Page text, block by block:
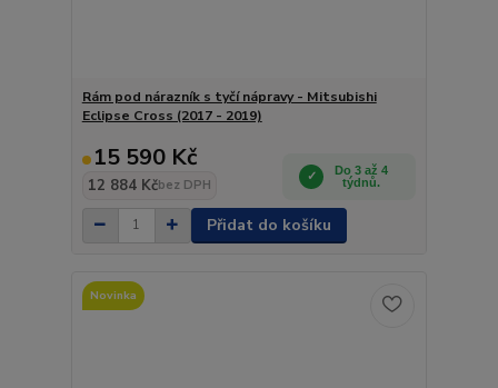
Rám pod nárazník s tyčí nápravy - Mitsubishi
Eclipse Cross (2017 - 2019)
15 590 Kč
12 884 Kčbez DPH
Do 3 až 4
týdnů.
Přidat do košíku
Novinka